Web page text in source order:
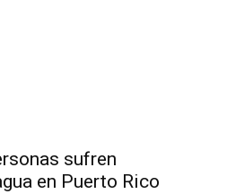
sufren
en Puerto Rico